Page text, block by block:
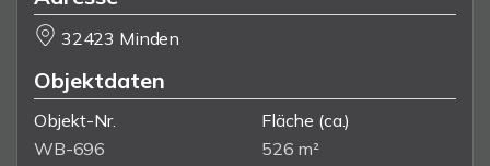
32423 Minden
Objektdaten
Objekt-Nr.
WB-696
Fläche (ca.)
526 m²